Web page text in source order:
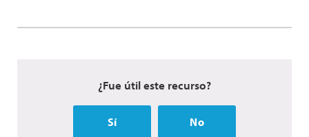
¿Fue útil este recurso?
Sí No